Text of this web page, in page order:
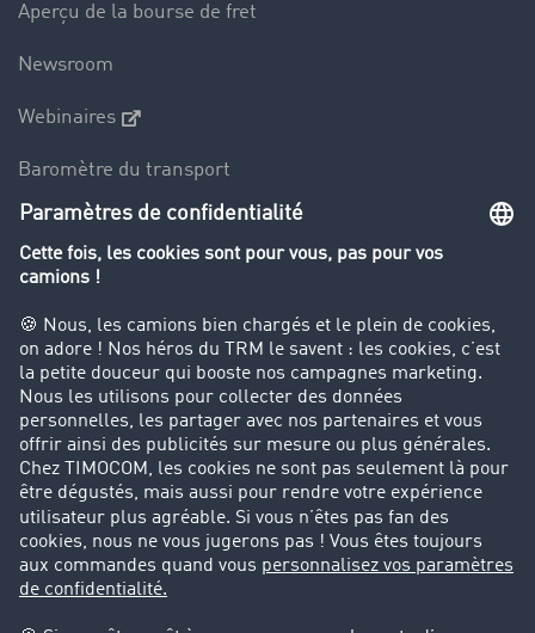
Aperçu de la bourse de fret
Newsroom
Webinaires
Baromètre du transport
Le dictionnaire du transport
Interdiction de circulation des poids lourds
Entreprise
Parrainage clients
Success Stories
Cadre légal
Mentions légales